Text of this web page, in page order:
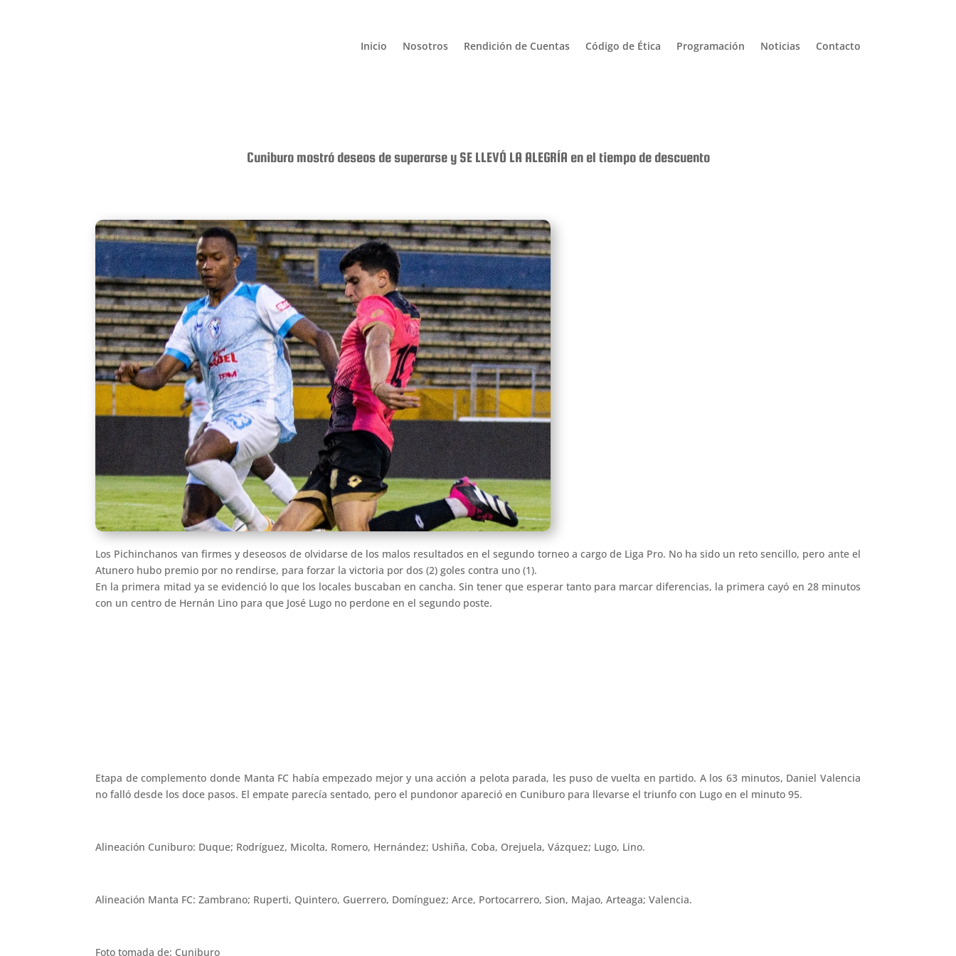
Inicio Nosotros Rendición de Cuentas Código de Ética Programación Noticias Contacto
Cuniburo mostró deseos de superarse y SE LLEVÓ LA ALEGRÍA en el tiempo de descuento
Los Pichinchanos van firmes y deseosos de olvidarse de los malos resultados en el segundo torneo a cargo de Liga Pro. No ha sido un reto sencillo, pero ante el
Atunero hubo premio por no rendirse, para forzar la victoria por dos (2) goles contra uno (1).
En la primera mitad ya se evidenció lo que los locales buscaban en cancha. Sin tener que esperar tanto para marcar diferencias, la primera cayó en 28 minutos
con un centro de Hernán Lino para que José Lugo no perdone en el segundo poste.
Etapa de complemento donde Manta FC había empezado mejor y una acción a pelota parada, les puso de vuelta en partido. A los 63 minutos, Daniel Valencia
no falló desde los doce pasos. El empate parecía sentado, pero el pundonor apareció en Cuniburo para llevarse el triunfo con Lugo en el minuto 95.
Alineación Cuniburo: Duque; Rodríguez, Micolta, Romero, Hernández; Ushiña, Coba, Orejuela, Vázquez; Lugo, Lino.
Alineación Manta FC: Zambrano; Ruperti, Quintero, Guerrero, Domínguez; Arce, Portocarrero, Sion, Majao, Arteaga; Valencia.
Foto tomada de: Cuniburo